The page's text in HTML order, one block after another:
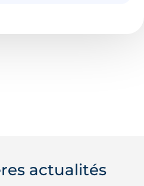
actualités